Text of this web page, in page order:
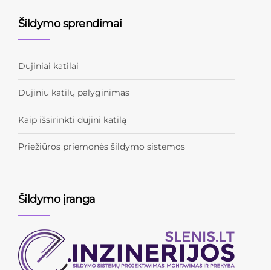
Šildymo sprendimai
Dujiniai katilai
Dujiniu katilų palyginimas
Kaip išsirinkti dujini katilą
Priežiūros priemonės šildymo sistemos
Šildymo įranga